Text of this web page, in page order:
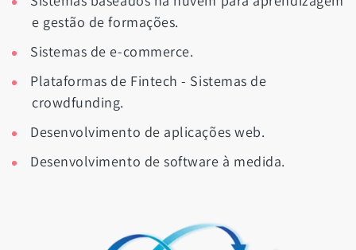
e gestão de formações.
Sistemas de e-commerce.
Plataformas de Fintech - Sistemas de
crowdfunding.
Desenvolvimento de aplicações web.
Desenvolvimento de software à medida.